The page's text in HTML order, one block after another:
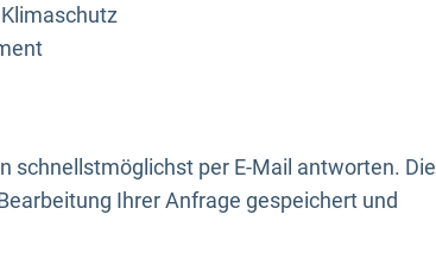
schnellstmöglichst per E-Mail antworten. Die
Ihrer Anfrage gespeichert und